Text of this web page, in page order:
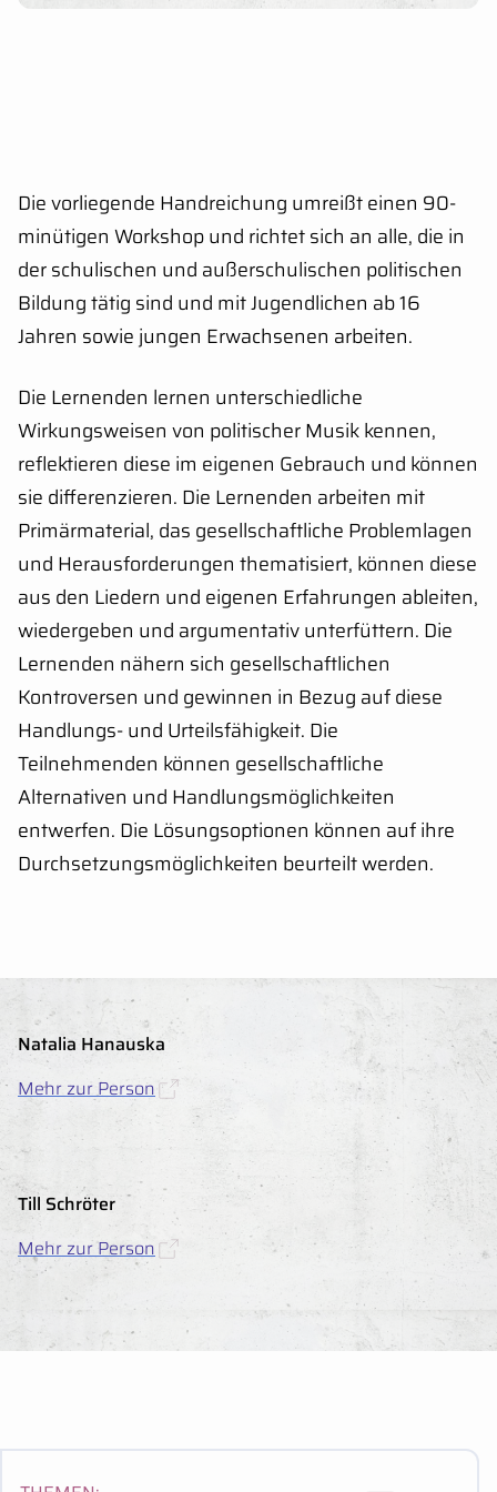
Die vorliegende Handreichung umreißt einen 90-
minütigen Workshop und richtet sich an alle, die in
der schulischen und außerschulischen politischen
Bildung tätig sind und mit Jugendlichen ab 16
Jahren sowie jungen Erwachsenen arbeiten.
Die Lernenden lernen unterschiedliche
Wirkungsweisen von politischer Musik kennen,
reflektieren diese im eigenen Gebrauch und können
sie differenzieren. Die Lernenden arbeiten mit
Primärmaterial, das gesellschaftliche Problemlagen
und Herausforderungen thematisiert, können diese
aus den Liedern und eigenen Erfahrungen ableiten,
wiedergeben und argumentativ unterfüttern. Die
Lernenden nähern sich gesellschaftlichen
Kontroversen und gewinnen in Bezug auf diese
Handlungs- und Urteilsfähigkeit. Die
Teilnehmenden können gesellschaftliche
Alternativen und Handlungsmöglichkeiten
entwerfen. Die Lösungsoptionen können auf ihre
Durchsetzungsmöglichkeiten beurteilt werden.
Natalia Hanauska
Mehr zur Person
Till Schröter
Mehr zur Person